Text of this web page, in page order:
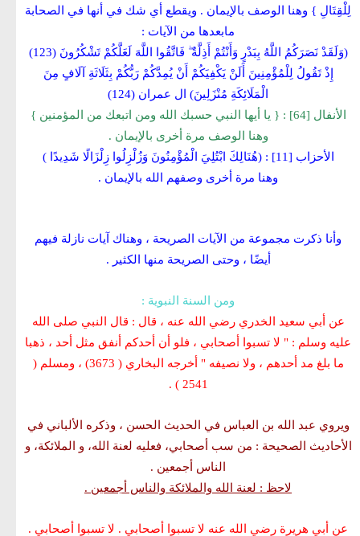
لِلْقِتَالِ } وهنا الوصف بالإيمان . ويقطع أي شك في أنها في الصحابة
مابعدها من الآيات :
(وَلَقَدْ نَصَرَكُمُ اللَّهُ بِبَدْرٍ وَأَنْتُمْ أَذِلَّةٌ ۖ فَاتَّقُوا اللَّهَ لَعَلَّكُمْ تَشْكُرُونَ (123)
إِذْ تَقُولُ لِلْمُؤْمِنِينَ أَلَنْ يَكْفِيَكُمْ أَنْ يُمِدَّكُمْ رَبُّكُمْ بِثَلَاثَةِ آلَافٍ مِنَ
الْمَلَائِكَةِ مُنْزَلِينَ) ال عمران (124)
الأنفال [64] : { يا أيها النبي حسبك الله ومن اتبعك من المؤمنين }
وهنا الوصف مرة أخرى بالإيمان .
الأحزاب [11] :
(هُنَالِكَ ابْتُلِيَ الْمُؤْمِنُونَ وَزُلْزِلُوا زِلْزَالًا شَدِيدًا )
وهنا مرة أخرى وصفهم الله بالإيمان .
وأنا ذكرت مجموعة من الآيات الصريحة ، وهناك آيات نازلة فيهم
أيضًا ، وحتى الصريحة منها الكثير .
ومن السنة النبوية :
عن أبي سعيد الخدري رضي الله عنه ، قال : قال النبي صلى الله
عليه وسلم : " لا تسبوا أصحابي ، فلو أن أحدكم أنفق مثل أحد ، ذهبا
ما بلغ مد أحدهم ، ولا نصيفه "
أخرجه البخاري ( 3673) ، ومسلم (
2541 ) .
ويروي عبد الله بن العباس في الحديث الحسن ، وذكره الألباني في
الأحاديث الصحيحة : من سب أصحابي، فعليه لعنة الله، و الملائكة، و
الناس أجمعين .
لاحظ : لعنة الله والملائكة والناس أجمعين .
عن أبي هريرة رضي الله عنه لا تسبوا أصحابي . لا تسبوا أصحابي .